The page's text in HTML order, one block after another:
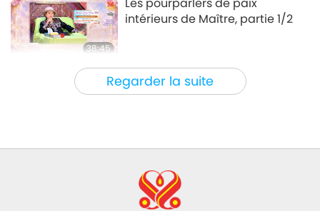
Regarder la suite
38:45
Les pourparlers de paix
intérieurs de Maître, partie 1/2
Entre Maître et disciples 2026-08-06
25:38
“Fast Charge” Is Wonderful Way